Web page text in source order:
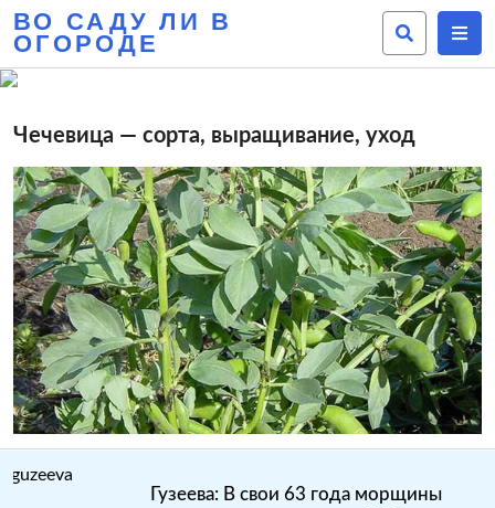
ВО САДУ ЛИ В
ОГОРОДЕ
Чечевица — сорта, выращивание, уход
Гузеева: В свои 63 года морщины